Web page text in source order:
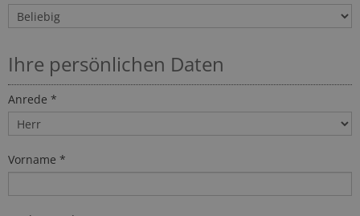
Ihre persönlichen Daten
Anrede *
Vorname *